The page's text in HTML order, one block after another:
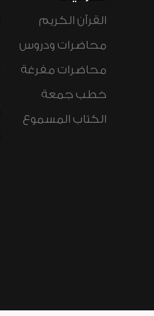
القرآن الكريم
محاضرات ودروس
محاضرات مفرغة
خطب جمعة
الكتاب المسموع